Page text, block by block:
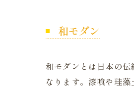
和モダン
和モダンとは日本の
なります。漆喰や珪